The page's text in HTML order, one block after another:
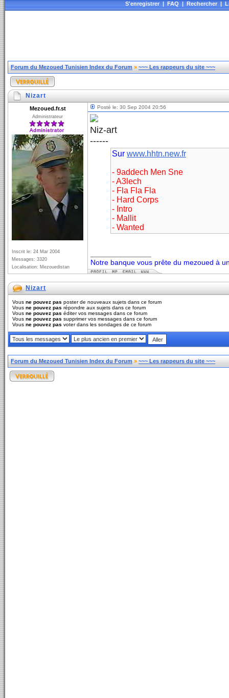
S'enregistrer|FAQ|Rechercher|
Forum du Mezoued Tunisien Index du Forum » ~~~ Les rappeurs du site ~~~
Nizart
Mezoued.fr.st
Administrateur
Inscrit le: 24 Mar 2004
Messages: 3320
Localisation: Mezouedistan
Posté le: 30 Sep 2004 20:56
Niz-art
------
Sur www.hhtn.new.fr
- 9addech Men Sne
- A3lech
- Fla Fla Fla
- Hard Corps
- Intro
- Mallit
- Wanted
Notre banque vous prête du mezoued à
Nizart
Vous ne pouvez pas poster de nouveaux sujets dans ce forum
Vous ne pouvez pas répondre aux sujets dans ce forum
Vous ne pouvez pas éditer vos messages dans ce forum
Vous ne pouvez pas supprimer vos messages dans ce forum
Vous ne pouvez pas voter dans les sondages de ce forum
Forum du Mezoued Tunisien Index du Forum » ~~~ Les rappeurs du site ~~~